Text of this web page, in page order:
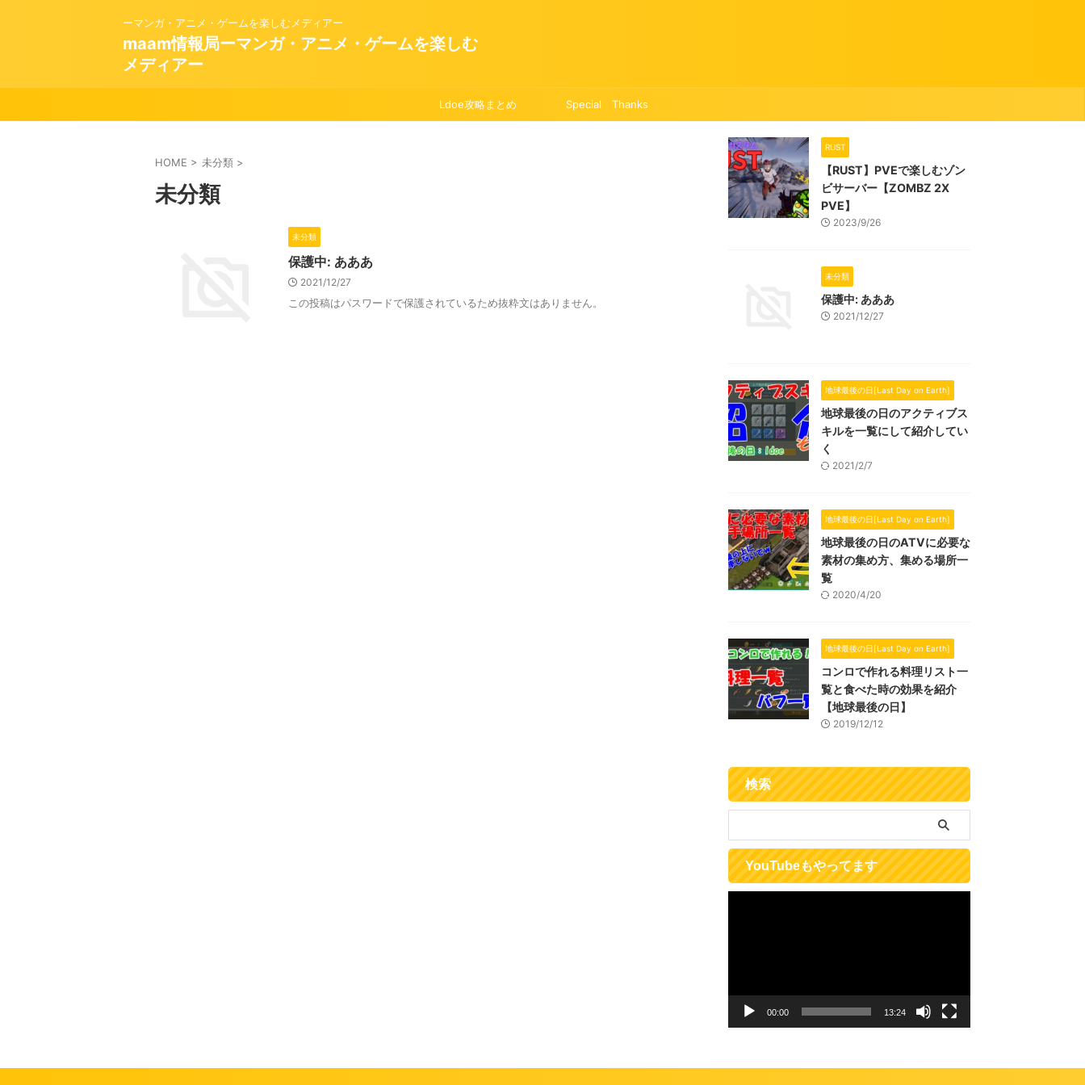
ーマンガ・アニメ・ゲームを楽しむメディアー
maam情報局ーマンガ・アニメ・ゲームを楽しむ
メディアー
Ldoe攻略まとめ Special Thanks
HOME > 未分類 >
未分類
未分類
保護中: あああ
2021/12/27
この投稿はパスワードで保護されているため抜粋文はありません。
RUST
【RUST】PVEで楽しむゾン
ビサーバー【ZOMBZ 2X
PVE】
2023/9/26
未分類
保護中: あああ
2021/12/27
地球最後の日[Last Day on Earth]
地球最後の日のアクティブス
キルを一覧にして紹介してい
く
2021/2/7
地球最後の日[Last Day on Earth]
地球最後の日のATVに必要な
素材の集め方、集める場所一
覧
2020/4/20
地球最後の日[Last Day on Earth]
コンロで作れる料理リスト一
覧と食べた時の効果を紹介
【地球最後の日】
2019/12/12
検索
YouTubeもやってます
00:00 13:24